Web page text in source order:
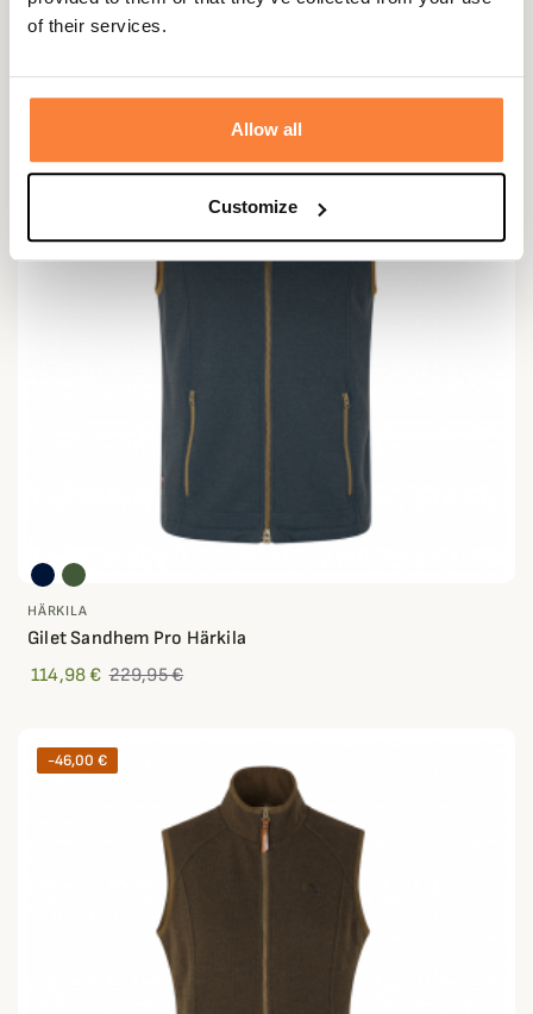
of their services.
Allow all
Customize
204,95 €
HÄRKILA
Gilet Sandhem Pro Härkila
114,98 € 229,95 €
-46,00 €